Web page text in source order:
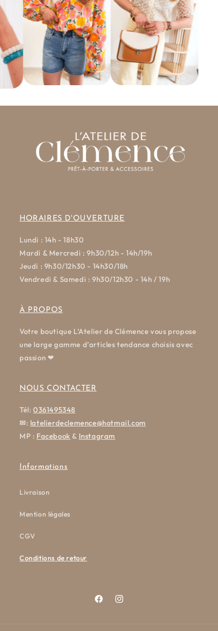
HORAIRES D'OUVERTURE
Lundi : 14h - 18h30
Mardi & Mercredi : 9h30/12h - 14h/19h
Jeudi : 9h30/12h30 - 14h30/18h
Vendredi & Samedi : 9h30/12h30 - 14h / 19h
À PROPOS
Votre boutique L’Atelier de Clémence vous propose
une large gamme d’articles tendance choisis avec
passion ❤
NOUS CONTACTER
Tél:0361495348
✉: latelierdeclemence@hotmail.com
MP : Facebook & Instagram
Informations
Livraison
Mention légales
CGV
Conditions de retour
FacebookInstagram